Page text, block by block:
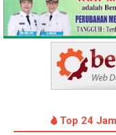
Top 24 Jam